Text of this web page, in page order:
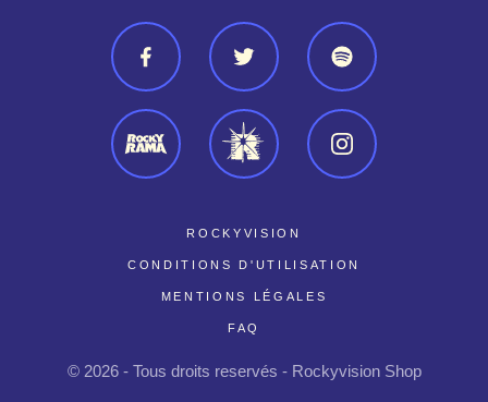
ROCKYVISION
CONDITIONS D'UTILISATION
MENTIONS LÉGALES
FAQ
© 2026 - Tous droits reservés - Rockyvision Shop